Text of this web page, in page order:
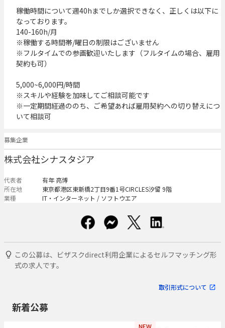
稼働時間について週40hまでしか選択できなく、正しくは以下に
なっております。
140-160h/月
※稼働する時間帯/曜日の制限はございません
※フルタイムでの参画歓迎いたします（フルタイムの場合、雇用
契約も可）
5,000~6,000円/時間
※スキルや経験を加味してご相談可能です
※一定期間経過ののち、ご希望あれば雇用契約への切り替えにつ
いて相談可
募集企業
株式会社シナスタジア
代表者
有年 亮博
所在地
東京都港区東新橋2丁目9番1号CIRCLES汐留 9階
業種
IT・インターネット / ソフトウエア
この公募は、ビザスクdirect利用企業によるセルフマッチング形
式の求人です。
取引形式について
新着公募
NEW